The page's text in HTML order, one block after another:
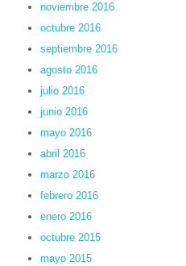
noviembre 2016
octubre 2016
septiembre 2016
agosto 2016
julio 2016
junio 2016
mayo 2016
abril 2016
marzo 2016
febrero 2016
enero 2016
octubre 2015
mayo 2015